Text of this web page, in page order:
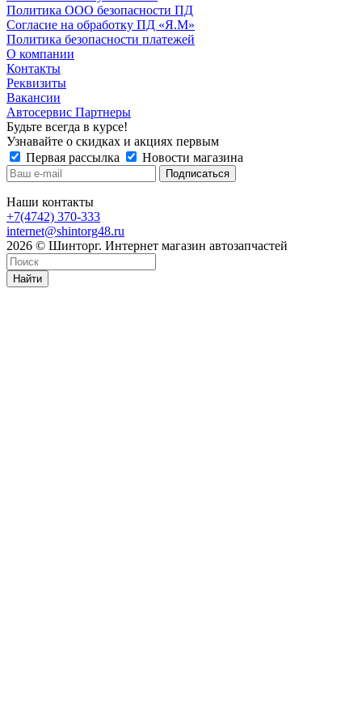
Политика ООО безопасности ПД
Согласие на обработку ПД «Я.М»
Политика безопасности платежей
О компании
Контакты
Реквизиты
Вакансии
Автосервис Партнеры
Будьте всегда в курсе!
Узнавайте о скидках и акциях первым
Первая рассылка
Новости магазина
Наши контакты
+7(4742) 370-333
internet@shintorg48.ru
2026 © Шинторг. Интернет магазин автозапчастей
Найти